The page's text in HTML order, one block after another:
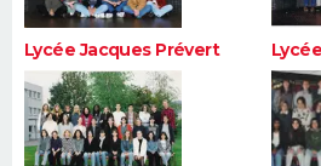
Lycée Jacques Prévert